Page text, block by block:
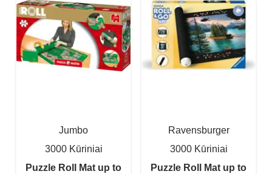
Jumbo
3000 Kūriniai
Puzzle Roll Mat up to
Ravensburger
3000 Kūriniai
Puzzle Roll Mat up to